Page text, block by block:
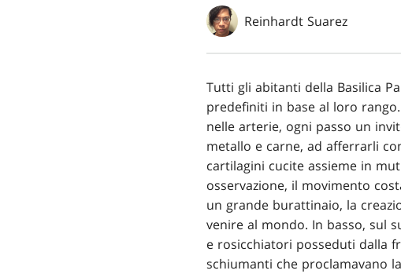
Reinhardt Suarez
Tutti gli abitanti della Basilica
predefiniti in base al loro
nelle arterie, ogni passo un
metallo e carne, ad afferrarli
cartilagini cucite assieme in
osservazione, il movimento
un grande burattinaio, la
venire al mondo. In basso, sul
e rosicchiatori posseduti dalla
schiumanti che proclamavano